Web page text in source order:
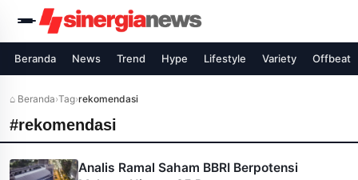
Beranda News Trend Hype Lifestyle Variety Offbeat
⌂ Beranda›Tag›rekomendasi
#rekomendasi
Analis Ramal Saham BBRI Berpotensi